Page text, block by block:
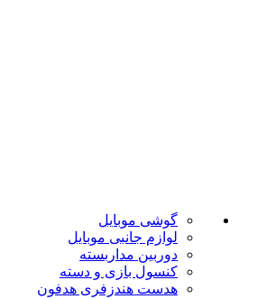
گوشی موبایل
لوازم جانبی موبایل
دوربین مداربسته
کنسول بازی و دسته
هدست هندزفری هدفون